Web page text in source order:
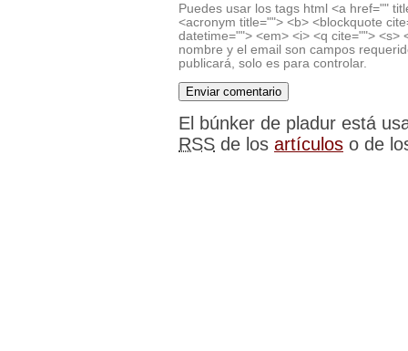
Puedes usar los tags html <a href=""
<acronym title=""> <b> <blockquote
datetime=""> <em> <i> <q cite=""> <s>
nombre y el email son campos
publicará, solo es para controlar.
El búnker de pladur está
RSS de los artículos o de